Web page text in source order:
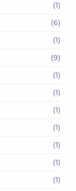
(1)
(6)
(1)
(9)
(1)
(1)
(1)
(1)
(1)
(1)
(1)